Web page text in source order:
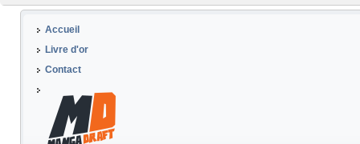
Accueil
Livre d'or
Contact